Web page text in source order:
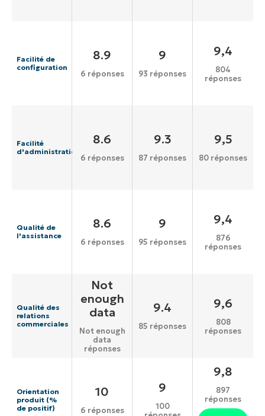
Facilité de
configuration
8.9
6 réponses
9
93 réponses
9,4
804
réponses
Facilité
d'administration
8.6
6 réponses
9.3
87 réponses
9,5
80 réponses
Qualité de
l'assistance
8.6
6 réponses
9
95 réponses
9,4
876
réponses
Qualité des
relations
commerciales
Not
enough
data
Not enough
data
réponses
9.4
85 réponses
9,6
808
réponses
Orientation
produit (%
de positif)
10
6 réponses
9
100
9,8
897
réponses